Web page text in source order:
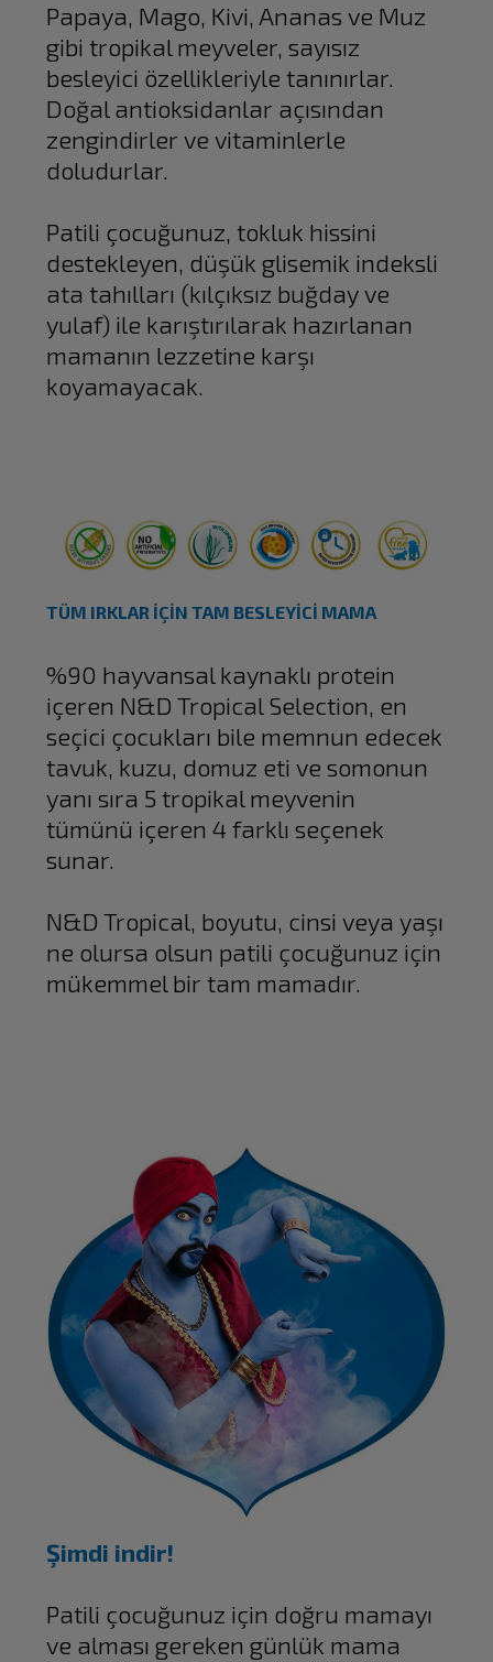
Papaya, Mago, Kivi, Ananas ve Muz
gibi tropikal meyveler, sayısız
besleyici özellikleriyle tanınırlar.
Doğal antioksidanlar açısından
zengindirler ve vitaminlerle
doludurlar.
Patili çocuğunuz, tokluk hissini
destekleyen, düşük glisemik indeksli
ata tahılları (kılçıksız buğday ve
yulaf) ile karıştırılarak hazırlanan
mamanın lezzetine karşı
koyamayacak.
TÜM IRKLAR İÇİN TAM BESLEYİCİ MAMA
%90 hayvansal kaynaklı protein
içeren N&D Tropical Selection, en
seçici çocukları bile memnun edecek
tavuk, kuzu, domuz eti ve somonun
yanı sıra 5 tropikal meyvenin
tümünü içeren 4 farklı seçenek
sunar.
N&D Tropical, boyutu, cinsi veya yaşı
ne olursa olsun patili çocuğunuz için
mükemmel bir tam mamadır.
Şimdi indir!
Patili çocuğunuz için doğru mamayı
ve alması gereken günlük mama